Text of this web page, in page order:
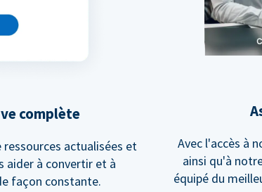
complète
ressources actualisées et
aider à convertir et à
façon constante.
Avec l'accès à
ainsi qu'à
équipé du